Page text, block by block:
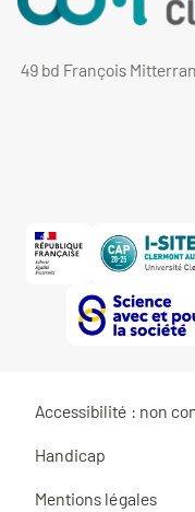
49 bd François
Accessibilité : non
Handicap
Mentions légales